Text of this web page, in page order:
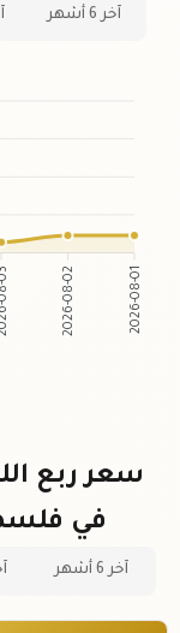
آخر 6 أشهر
03 2026-08-02 2026-08-01
في فلسطين اخر
آخر 6 أشهر